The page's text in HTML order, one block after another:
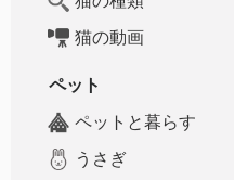
猫の動画
ペット
ペットと暮らす
うさぎ